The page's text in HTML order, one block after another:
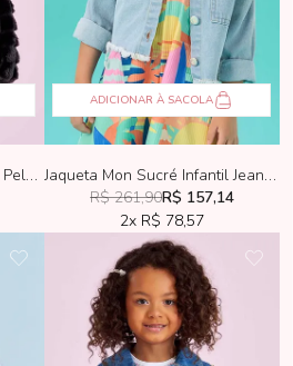
Jaqueta Infantil Petit Cherie Pele Sintética Preta
ADICIONAR À SACOLA
Jaqueta Mon Sucré Infantil Jeans New Nave
R$ 261,90R$ 157,14
2x R$ 78,57